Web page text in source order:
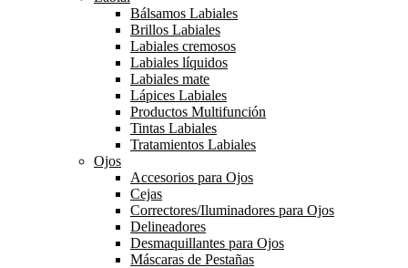
Bálsamos Labiales
Brillos Labiales
Labiales cremosos
Labiales líquidos
Labiales mate
Lápices Labiales
Productos Multifunción
Tintas Labiales
Tratamientos Labiales
Ojos
Accesorios para Ojos
Cejas
Correctores/Iluminadores para Ojos
Delineadores
Desmaquillantes para Ojos
Máscaras de Pestañas